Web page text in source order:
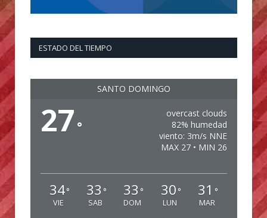
ESTADO DEL TIEMPO
SANTO DOMINGO
27 °
overcast clouds
82% humedad
viento: 3m/s NNE
MAX 27 • MIN 26
34°
VIE
33 °
SAB
33 °
DOM
30 °
LUN
31 °
MAR